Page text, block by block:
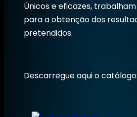
Únicos e eficazes,
para a obtenção dos
pretendidos.
Descarregue aqui o catálogo: